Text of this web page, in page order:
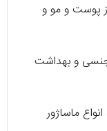
پوست و مو و
و بهداشت
ماساژور